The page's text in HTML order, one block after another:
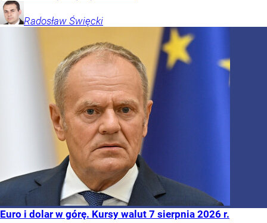
Radosław Święcki
Euro i dolar w górę. Kursy walut 7 sierpnia 2026 r.